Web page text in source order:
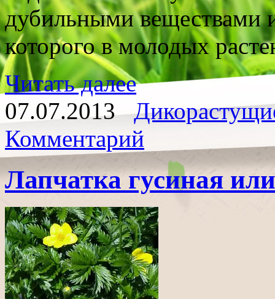
дубильными веществами
которого в молодых
Читать далее
07.07.2013
Комментарий
Лапчатка гусиная